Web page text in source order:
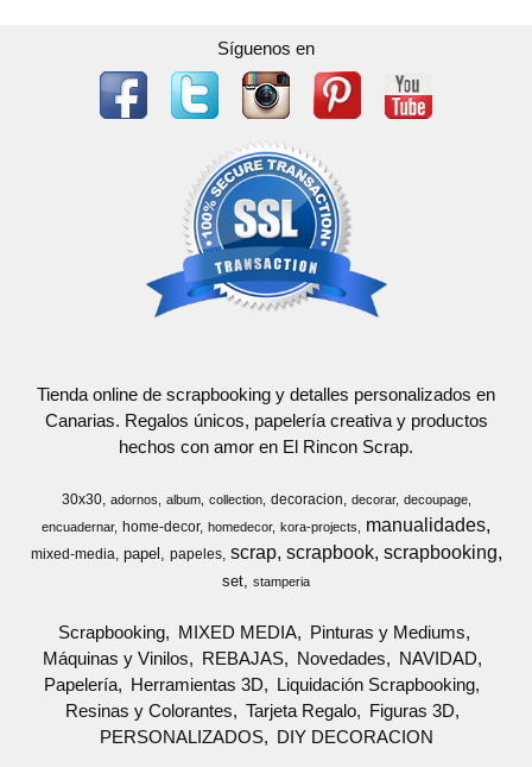
Síguenos en
Tienda online de scrapbooking y detalles personalizados en
Canarias. Regalos únicos, papelería creativa y productos
hechos con amor en El Rincon Scrap.
30x30 adornos album collection decoracion decorar
decoupage
encuadernar
home-decor homedecor kora-projects manualidades
mixed-media papel papeles scrap scrapbook scrapbooking
set stamperia
Scrapbooking MIXED MEDIA
Pinturas y Mediums
Máquinas y Vinilos
REBAJAS Novedades
NAVIDAD
Papelería
Herramientas 3D
Liquidación Scrapbooking
Resinas y Colorantes
Tarjeta Regalo
Figuras 3D
PERSONALIZADOS
DIY DECORACION